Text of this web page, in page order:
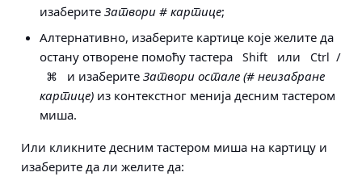
изаберите Затвори # картице;
Алтернативно, изаберите картице које желите да
остану отворене помоћу тастера
Shift или Ctrl /
⌘ и изаберите Затвори остале (# неизабране
картице)из контекстног менија десним тастером
миша.
Или кликните десним тастером миша на картицу и
изаберите да ли желите да: